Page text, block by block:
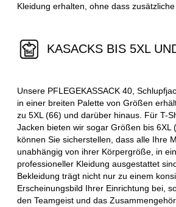
Kleidung erhalten, ohne dass
KASACKS BIS 5XL
Unsere PFLEGEKASSACK 40,
in einer breiten Palette von Größen
zu 5XL (66) und darüber hinaus. Für T-
Jacken bieten wir sogar Größen bis 6XL
können Sie sicherstellen, dass alle Ihre
unabhängig von ihrer Körpergröße, in
professioneller Kleidung ausgestattet
Bekleidung trägt nicht nur zu einem
Erscheinungsbild Ihrer Einrichtung bei,
den Teamgeist und das